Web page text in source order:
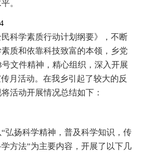
。
科学素质行动计划纲要》，不断
质和依靠科技致富的本领，乡党
文件精神，精心组织，深入开展
月活动。在我乡引起了较大的反
活动开展情况总结如下：
弘扬科学精神，普及科学知识，传
方法”为主要内容，开展了以下几